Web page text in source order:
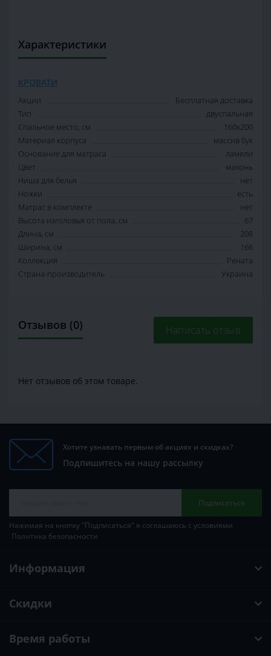
Характеристики
КРОВАТИ
Акции
Бесплатная доставка
Тип
двуспальная
Спальное место, см
160х200
Материал корпуса
массив бук
Основание для матраса
ламели
Цвет
махонь
Ниша для белья
нет
Ножки
есть
Матрас в комплекте
нет
Высота изголовья от пола, см
67
Длина, см
208
Ширина, см
166
Коллекция
Рената
Страна-производитель
Украина
Отзывов (0) Написать отзыв
Нет отзывов об этом товаре.
Хотите узнавать первым об акциях и скидках?
Подпишитесь на нашу рассылку
Подписаться
Нажимая на кнопку "Подписаться" я соглашаюсь с условиями
Политика безопасности
Информация
Скидки
Время работы